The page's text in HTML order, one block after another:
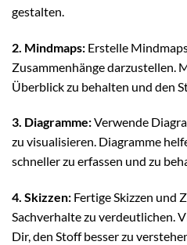
gestalten.
2. Mindmaps: Erstelle
Zusammenhänge darzustellen.
Überblick zu behalten und den
3. Diagramme:Verwende
zu visualisieren. Diagramme
schneller zu erfassen und zu
4. Skizzen: Fertige Skizzen und
Sachverhalte zu verdeutlichen.
Dir, den Stoff besser zu